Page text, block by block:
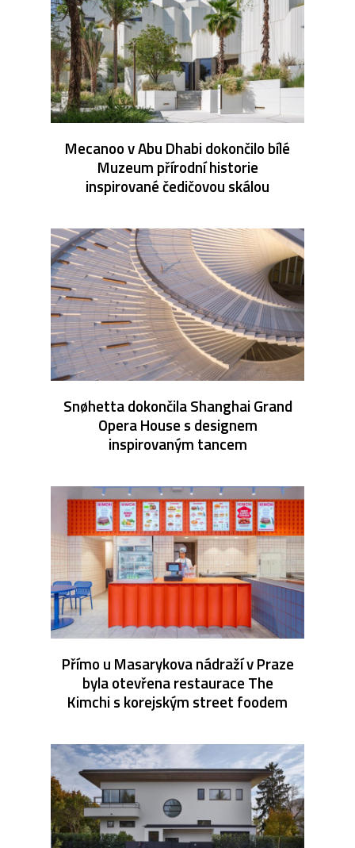
Mecanoo v Abu Dhabi dokončilo bílé
Muzeum přírodní historie
inspirované čedičovou skálou
Snøhetta dokončila Shanghai Grand
Opera House s designem
inspirovaným tancem
Přímo u Masarykova nádraží v Praze
byla otevřena restaurace The
Kimchi s korejským street foodem